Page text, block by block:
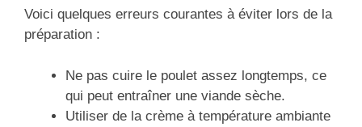
Voici quelques erreurs courantes à éviter lors de la
préparation :
Ne pas cuire le poulet assez longtemps, ce
qui peut entraîner une viande sèche.
Utiliser de la crème à température ambiante